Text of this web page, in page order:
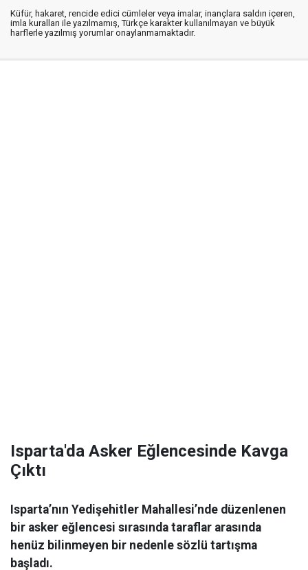
Küfür, hakaret, rencide edici cümleler veya imalar, inançlara saldırı içeren,
imla kuralları ile yazılmamış, Türkçe karakter kullanılmayan ve büyük
harflerle yazılmış yorumlar onaylanmamaktadır.
Isparta'da Asker Eğlencesinde Kavga
Çıktı
Isparta’nın Yedişehitler Mahallesi’nde düzenlenen
bir asker eğlencesi sırasında taraflar arasında
henüz bilinmeyen bir nedenle sözlü tartışma
başladı.